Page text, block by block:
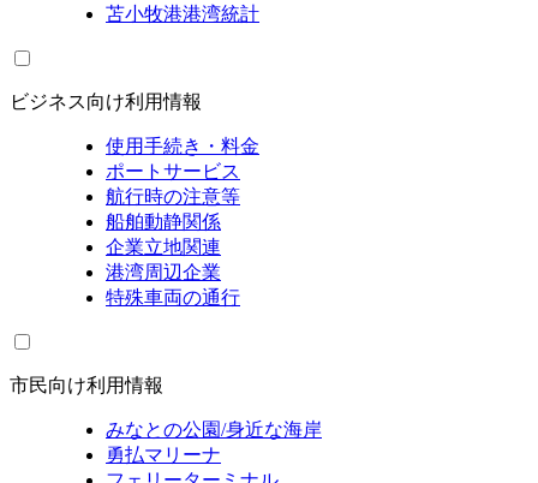
苫小牧港港湾統計
ビジネス向け利用情報
使用手続き・料金
ポートサービス
航行時の注意等
船舶動静関係
企業立地関連
港湾周辺企業
特殊車両の通行
市民向け利用情報
みなとの公園/身近な海岸
勇払マリーナ